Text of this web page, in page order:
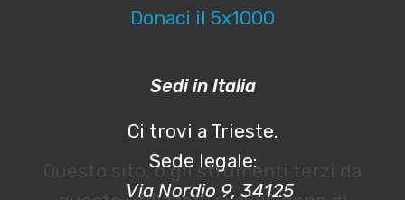
Donaci il 5x1000
Sedi in Italia
Ci trovi a Trieste.
Sede legale:
Via Nordio 9, 34125
Questo sito, o gli strumenti terzi da